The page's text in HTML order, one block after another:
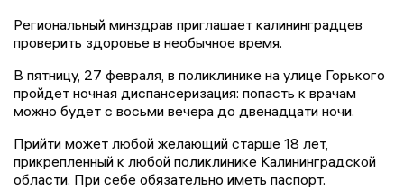
Региональный минздрав приглашает калининградцев
проверить здоровье в необычное время.
В пятницу, 27 февраля, в поликлинике на улице Горького
пройдет ночная диспансеризация: попасть к врачам
можно будет с восьми вечера до двенадцати ночи.
Прийти может любой желающий старше 18 лет,
прикрепленный к любой поликлинике Калининградской
области. При себе обязательно иметь паспорт.